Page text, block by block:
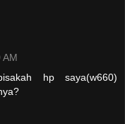
AM
hp saya(w660)